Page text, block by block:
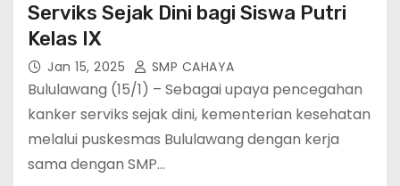
Serviks Sejak Dini bagi Siswa Putri
Kelas IX
Jan 15, 2025 SMP CAHAYA
Bululawang (15/1) – Sebagai upaya pencegahan
kanker serviks sejak dini, kementerian kesehatan
melalui puskesmas Bululawang dengan kerja
sama dengan SMP…